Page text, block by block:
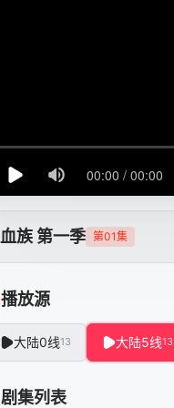
血族 第一季 第01集
播放源
大陆0线13 大陆5线13
剧集列表